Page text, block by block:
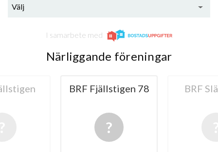
Välj
I samarbete med
Närliggande föreningar
BRF Fjällstigen 78 BRF